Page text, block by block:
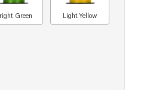
Green Light Yellow